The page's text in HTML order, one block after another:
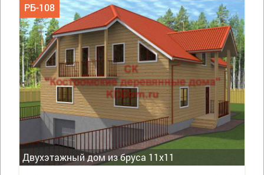
Двухэтажный дом из бруса 11х11
РБ-108